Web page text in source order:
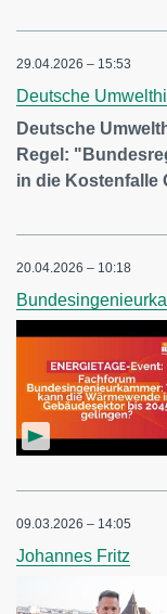
29.04.2026 – 15:53
Deutsche
Deutsche
Regel:
in die Kostenfalle
20.04.2026 – 10:18
09.03.2026 – 14:05
Johannes Fritz